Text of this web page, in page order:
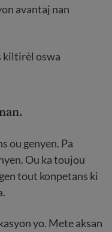
avantaj nan
kiltirèl oswa
ou genyen. Pa
Ou ka toujou
tout konpetans ki
yo. Mete aksan